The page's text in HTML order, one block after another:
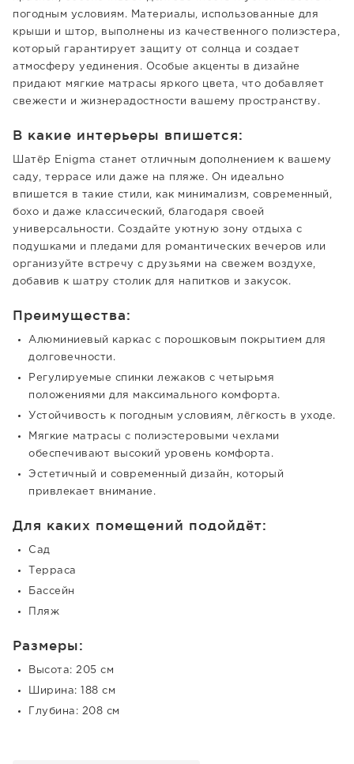
погодным условиям. Материалы, использованные для
крыши и штор, выполнены из качественного полиэстера,
который гарантирует защиту от солнца и создает
атмосферу уединения. Особые акценты в дизайне
придают мягкие матрасы яркого цвета, что добавляет
свежести и жизнерадостности вашему пространству.
В какие интерьеры впишется:
Шатёр Enigma станет отличным дополнением к вашему
саду, террасе или даже на пляже. Он идеально
впишется в такие стили, как минимализм, современный,
бохо и даже классический, благодаря своей
универсальности. Создайте уютную зону отдыха с
подушками и пледами для романтических вечеров или
организуйте встречу с друзьями на свежем воздухе,
добавив к шатру столик для напитков и закусок.
Преимущества:
Алюминиевый каркас с порошковым покрытием для
долговечности.
Регулируемые спинки лежаков с четырьмя
положениями для максимального комфорта.
Устойчивость к погодным условиям, лёгкость в уходе.
Мягкие матрасы с полиэстеровыми чехлами
обеспечивают высокий уровень комфорта.
Эстетичный и современный дизайн, который
привлекает внимание.
Для каких помещений подойдёт:
Сад
Терраса
Бассейн
Пляж
Размеры:
Высота: 205 см
Ширина: 188 см
Глубина: 208 см